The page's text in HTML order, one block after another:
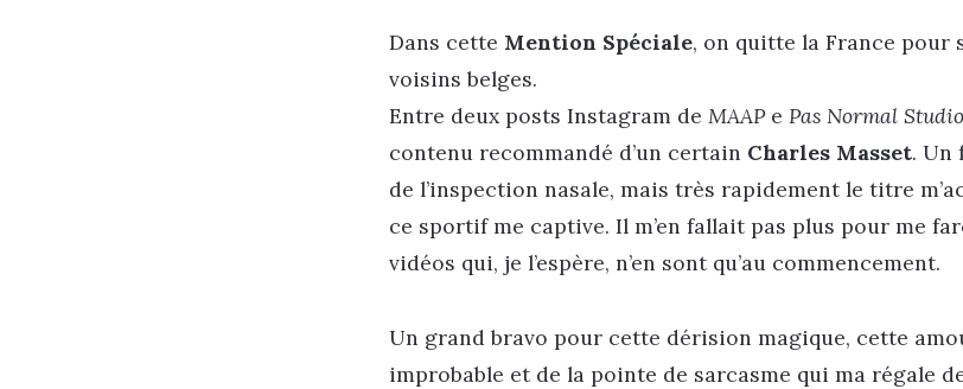
Dans cette Mention Spéciale, on quitte la France pour
voisins belges.
Entre deux posts Instagram de MAAPe Pas Normal Studio
contenu recommandé d’un certain Charles Masset. Un
de l’inspection nasale, mais très rapidement le titre
ce sportif me captive. Il m’en fallait pas plus pour me
vidéos qui, je l’espère, n’en sont qu’au commencement.
Un grand bravo pour cette dérision magique, cette
improbable et de la pointe de sarcasme qui ma régale